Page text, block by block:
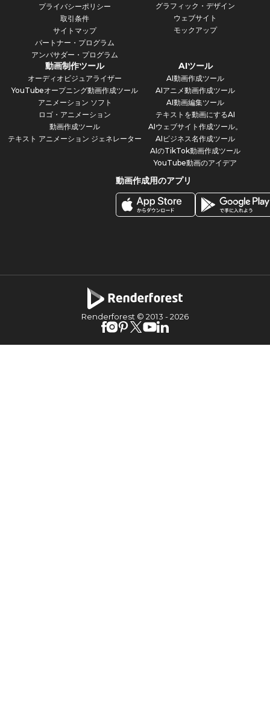
プライバシーポリシー
取引条件
サイトマップ
パートナー・プログラム
アンバサダー・プログラム
グラフィック・デザイン
ウェブサイト
モックアップ
動画制作ツール
オーディオビジュアライザー
YouTubeオープニング動画作成ツール
アニメーション ソフト
ロゴ・アニメーション
動画作成ツール
テキスト アニメーション ジェネレーター
AIツール
AI動画作成ツール
AIアニメ動画作成ツール
AI動画編集ツール
テキストを動画にするAI
AIウェブサイト作成ツール。
AIビジネス名作成ツール
AIのTikTok動画作成ツール
YouTube動画のアイデア
動画作成用のアプリ
Renderforest © 2013 -2026